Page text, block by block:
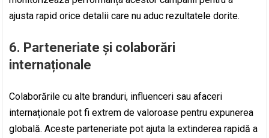
ajusta rapid orice detalii care nu aduc rezultatele dorite.
6. Parteneriate și colaborări
internaționale
Colaborările cu alte branduri, influenceri sau afaceri
internaționale pot fi extrem de valoroase pentru expunerea
globală. Aceste parteneriate pot ajuta la extinderea rapidă a